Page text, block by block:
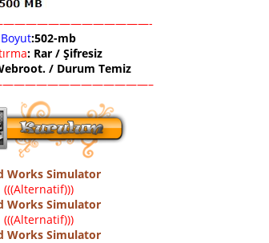
Boyut:502-mb
: Rar / Şifresiz
/ Durum Temiz
Works Simulator
(((Alternatif)))
Works Simulator
(((Alternatif)))
Works Simulator